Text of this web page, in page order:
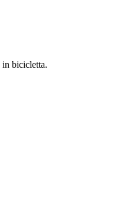
in bicicletta.